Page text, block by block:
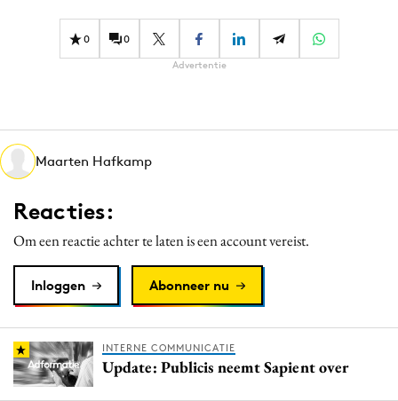
Effectiviteit
Gedragsverandering
Martech
Media
Merkstrategie
PR
Programmatic
Reputatie & crisis
0 0
Advertentie
Maarten Hafkamp
Reacties:
Om een reactie achter te laten is een account vereist.
Inloggen Abonneer nu
INTERNE COMMUNICATIE
Update: Publicis neemt Sapient over